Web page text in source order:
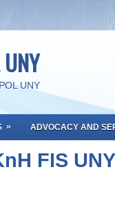
UNY
» ADVOCACY AND
FIS